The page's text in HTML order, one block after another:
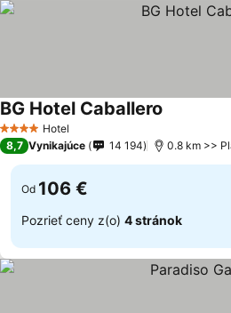
4 Počet hviezdičiek
Hotel
BG Hotel Caballero
8,7 Vynikajúce 14 194 0.8 km >>
Od 106 €
Pozrieť ceny z(o) 4 stránok